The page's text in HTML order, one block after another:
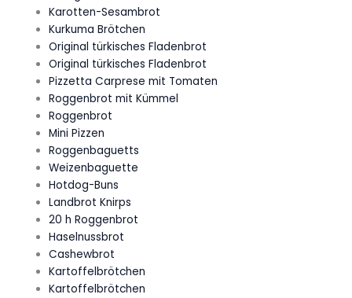
Karotten-Sesambrot
Kurkuma Brötchen
Original türkisches Fladenbrot
Original türkisches Fladenbrot
Pizzetta Carprese mit Tomaten
Roggenbrot mit Kümmel
Roggenbrot
Mini Pizzen
Roggenbaguetts
Weizenbaguette
Hotdog-Buns
Landbrot Knirps
20 h Roggenbrot
Haselnussbrot
Cashewbrot
Kartoffelbrötchen
Kartoffelbrötchen